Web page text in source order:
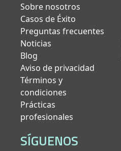
Sobre nosotros
Casos de Éxito
Preguntas frecuentes
Noticias
Blog
Aviso de privacidad
Términos y
condiciones
Prácticas
profesionales
SÍGUENOS